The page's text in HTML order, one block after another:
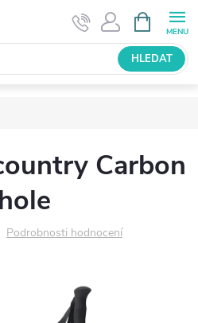
NÁKUPNÍ
KOŠÍK
HLEDAT
Carbon
Podrobnosti hodnocení